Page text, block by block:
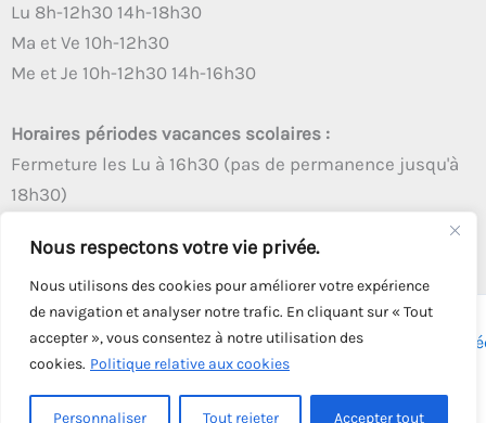
Nous respectons votre vie privée.
Nous utilisons des cookies pour améliorer votre expérience
de navigation et analyser notre trafic. En cliquant sur « Tout
accepter », vous consentez à notre utilisation des
cookies. Politique relative aux cookies
Personnaliser Tout rejeter Accepter tout
Lu 8h-12h30 14h-18h30
Ma et Ve 10h-12h30
Me et Je 10h-12h30 14h-16h30
Horaires périodes vacances scolaires :
Fermeture les Lu à 16h30 (pas de permanence jusqu'à
18h30)
Copyright © 2026 - Tous droits réservés - | Webmaster
Solution